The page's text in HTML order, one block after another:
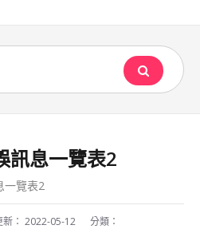
訊息一覽表2
一覽表2
： 2022-05-12 分類：